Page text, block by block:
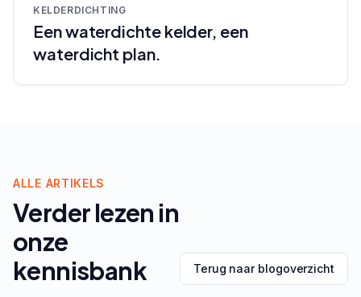
KELDERDICHTING
Een waterdichte kelder, een
waterdicht plan.
ALLE ARTIKELS
Verder lezen in
onze
kennisbank
Terug naar blogoverzicht